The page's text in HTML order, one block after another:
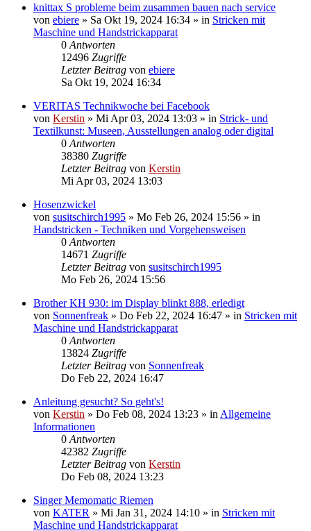
knittax S probleme beim zusammen bauen nach service
von ebiere » Sa Okt 19, 2024 16:34 » in Stricken mit
Maschine und Handstrickapparat
0 Antworten
12496 Zugriffe
Letzter Beitrag von ebiere
Sa Okt 19, 2024 16:34
VERITAS Technikwoche bei Facebook
von Kerstin » Mi Apr 03, 2024 13:03 » in Strick- und
Textilkunst: Museen, Ausstellungen analog oder digital
0 Antworten
38380 Zugriffe
Letzter Beitrag von Kerstin
Mi Apr 03, 2024 13:03
Hosenzwickel
von susitschirch1995 » Mo Feb 26, 2024 15:56 » in
Handstricken - Techniken und Vorgehensweisen
0 Antworten
14671 Zugriffe
Letzter Beitrag von susitschirch1995
Mo Feb 26, 2024 15:56
Brother KH 930: im Display blinkt 888, erledigt
von Sonnenfreak » Do Feb 22, 2024 16:47 » in Stricken mit
Maschine und Handstrickapparat
0 Antworten
13824 Zugriffe
Letzter Beitrag von Sonnenfreak
Do Feb 22, 2024 16:47
Anleitung gesucht? So geht's!
von Kerstin » Do Feb 08, 2024 13:23 » in Allgemeine
Informationen
0 Antworten
42382 Zugriffe
Letzter Beitrag von Kerstin
Do Feb 08, 2024 13:23
Singer Memomatic Riemen
von KATER » Mi Jan 31, 2024 14:10 » in Stricken mit
Maschine und Handstrickapparat